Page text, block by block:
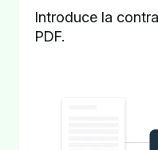
Introduce la
PDF.